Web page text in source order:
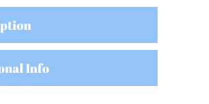
Info